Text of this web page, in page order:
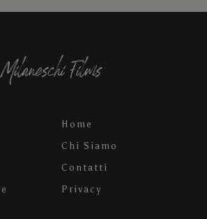
Home
Chi Siamo
Contatti
Privacy